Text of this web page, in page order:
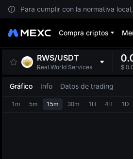
Para cumplir con la normativa
Compra criptos
RWS/USDT
Real World Services
$
Gráfico Info Datos de trading
1m 5m 15m 30m 1H 4H 1D